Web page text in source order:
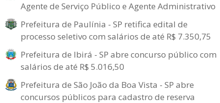
Agente de Serviço Público e Agente Administrativo
Prefeitura de Paulínia - SP retifica edital de
processo seletivo com salários de até R$ 7.350,75
Prefeitura de Ibirá - SP abre concurso público com
salários de até R$ 5.016,50
Prefeitura de São João da Boa Vista - SP abre
concursos públicos para cadastro de reserva